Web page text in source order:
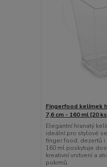
Fingerfood kelímek
7,6 cm - 160 ml [20
Elegantní hranatý
ideální pro stylové
finger food, dezertů i
160 ml poskytuje
kreativní vrstvení a
pokrmů.